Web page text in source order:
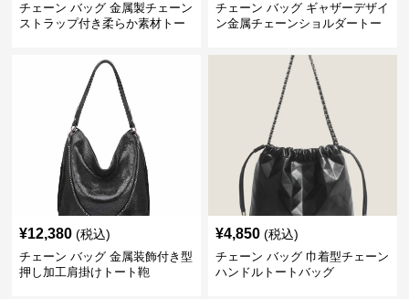
チェーン バッグ 金属製チェーン
ストラップ付き柔らか素材トー
チェーン バッグ ギャザーデザイ
ン金属チェーンショルダートー
¥12,380 (税込)
チェーン バッグ 金属装飾付き型
押し加工肩掛けトート鞄
¥4,850 (税込)
チェーン バッグ 巾着型チェーン
ハンドルトートバッグ